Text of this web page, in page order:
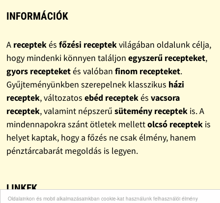
Oldalainkon és mobil alkalmazásainkban cookie-kat használunk felhasználói élmény
INFORMÁCIÓK
A receptekés főzési receptekvilágában oldalunk célja,
hogy mindenki könnyen találjon egyszerű recepteket,
gyors recepteketés valóban finom recepteket.
Gyűjteményünkben szerepelnek klasszikus házi
receptek, változatos ebéd receptekés vacsora
receptek, valamint népszerű sütemény receptekis. A
mindennapokra szánt ötletek mellettolcsó receptekis
helyet kaptak, hogy a főzés ne csak élmény, hanem
pénztárcabarát megoldás is legyen.
LINKEK